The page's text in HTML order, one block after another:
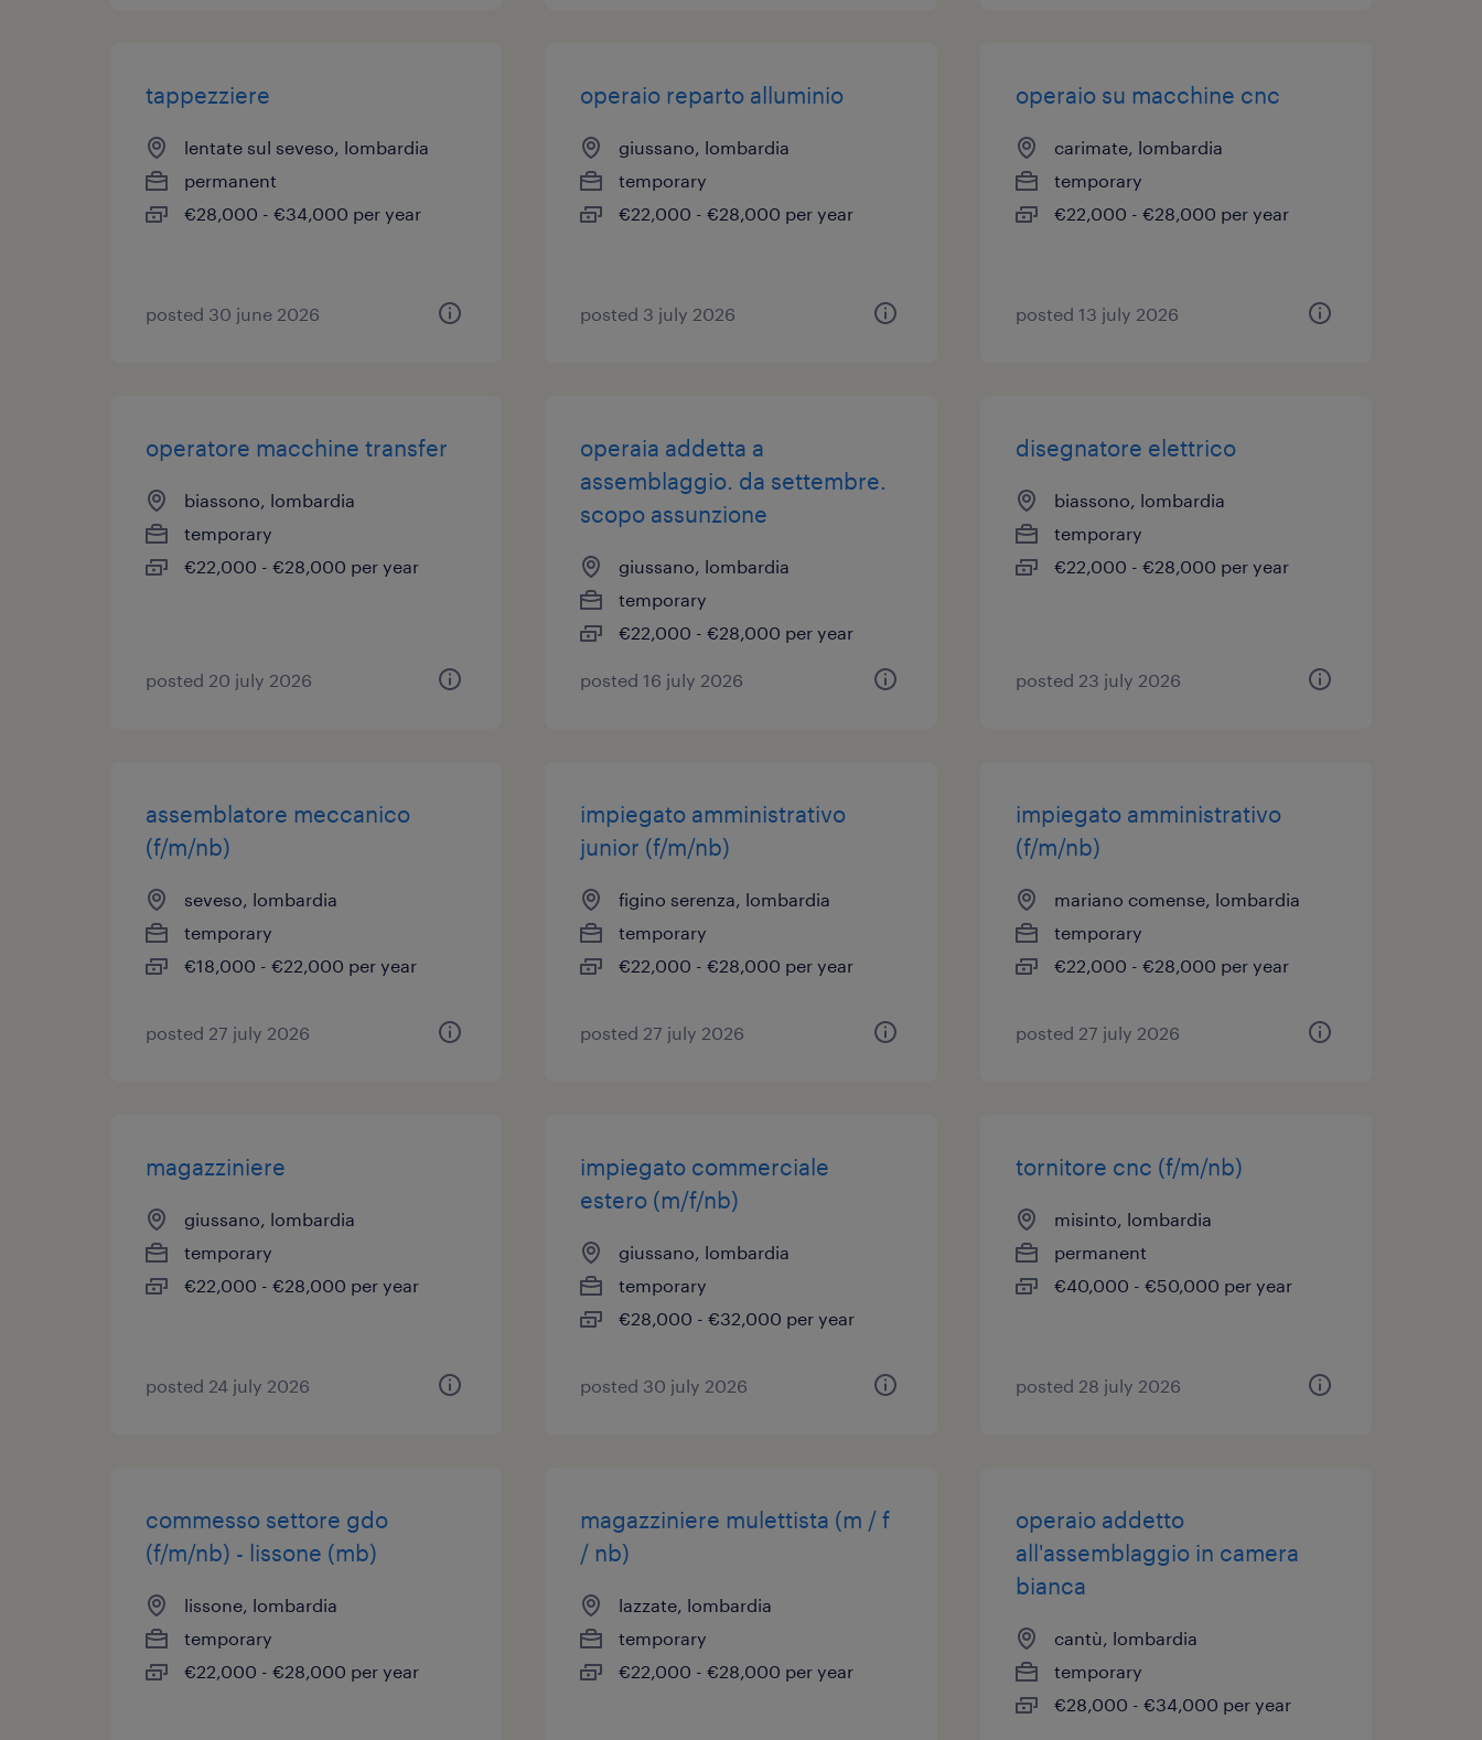
tappezziere
lentate sul seveso, lombardia
permanent
€28,000 - €34,000 per year
posted 30 june 2026
operaio reparto alluminio
giussano, lombardia
temporary
€22,000 - €28,000 per year
posted 3 july 2026
operaio su macchine cnc
carimate, lombardia
temporary
€22,000 - €28,000 per year
posted 13 july 2026
operatore macchine transfer
biassono, lombardia
temporary
€22,000 - €28,000 per year
posted 20 july 2026
operaia addetta a
assemblaggio. da settembre.
scopo assunzione
giussano, lombardia
temporary
€22,000 - €28,000 per year
posted 16 july 2026
disegnatore elettrico
biassono, lombardia
temporary
€22,000 - €28,000 per year
posted 23 july 2026
assemblatore meccanico
(f/m/nb)
seveso, lombardia
temporary
€18,000 - €22,000 per year
posted 27 july 2026
impiegato amministrativo
junior (f/m/nb)
figino serenza, lombardia
temporary
€22,000 - €28,000 per year
posted 27 july 2026
impiegato amministrativo
(f/m/nb)
mariano comense, lombardia
temporary
€22,000 - €28,000 per year
posted 27 july 2026
magazziniere
giussano, lombardia
temporary
€22,000 - €28,000 per year
posted 24 july 2026
impiegato commerciale
estero (m/f/nb)
giussano, lombardia
temporary
€28,000 - €32,000 per year
posted 30 july 2026
tornitore cnc (f/m/nb)
misinto, lombardia
permanent
€40,000 - €50,000 per year
posted 28 july 2026
commesso settore gdo
(f/m/nb) - lissone (mb)
lissone, lombardia
temporary
€22,000 - €28,000 per year
magazziniere mulettista (m / f
/ nb)
lazzate, lombardia
temporary
€22,000 - €28,000 per year
operaio addetto
all'assemblaggio in camera
bianca
cantù, lombardia
temporary
€28,000 - €34,000 per year